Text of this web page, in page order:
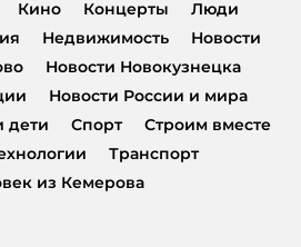
Кино Концерты
Люди
Недвижимость
Новости
Новости Новокузнецка
Новости России и мира
дети Спорт
Строим вместе
Транспорт
из Кемерова